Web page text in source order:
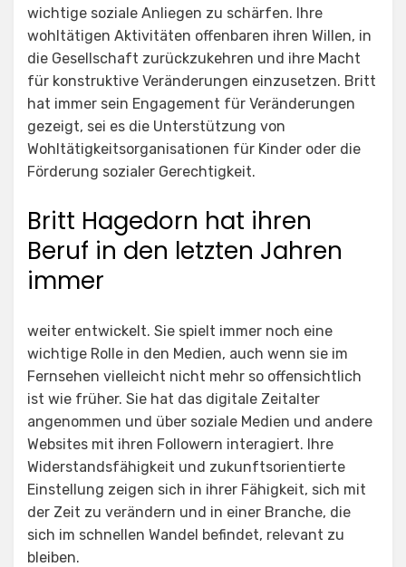
wichtige soziale Anliegen zu schärfen. Ihre
wohltätigen Aktivitäten offenbaren ihren Willen, in
die Gesellschaft zurückzukehren und ihre Macht
für konstruktive Veränderungen einzusetzen. Britt
hat immer sein Engagement für Veränderungen
gezeigt, sei es die Unterstützung von
Wohltätigkeitsorganisationen für Kinder oder die
Förderung sozialer Gerechtigkeit.
Britt Hagedorn hat ihren
Beruf in den letzten Jahren
immer
weiter entwickelt. Sie spielt immer noch eine
wichtige Rolle in den Medien, auch wenn sie im
Fernsehen vielleicht nicht mehr so offensichtlich
ist wie früher. Sie hat das digitale Zeitalter
angenommen und über soziale Medien und andere
Websites mit ihren Followern interagiert. Ihre
Widerstandsfähigkeit und zukunftsorientierte
Einstellung zeigen sich in ihrer Fähigkeit, sich mit
der Zeit zu verändern und in einer Branche, die
sich im schnellen Wandel befindet, relevant zu
bleiben.